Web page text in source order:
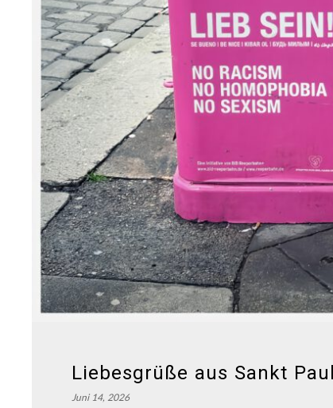
Liebesgrüße aus Sankt
Juni 14, 2026